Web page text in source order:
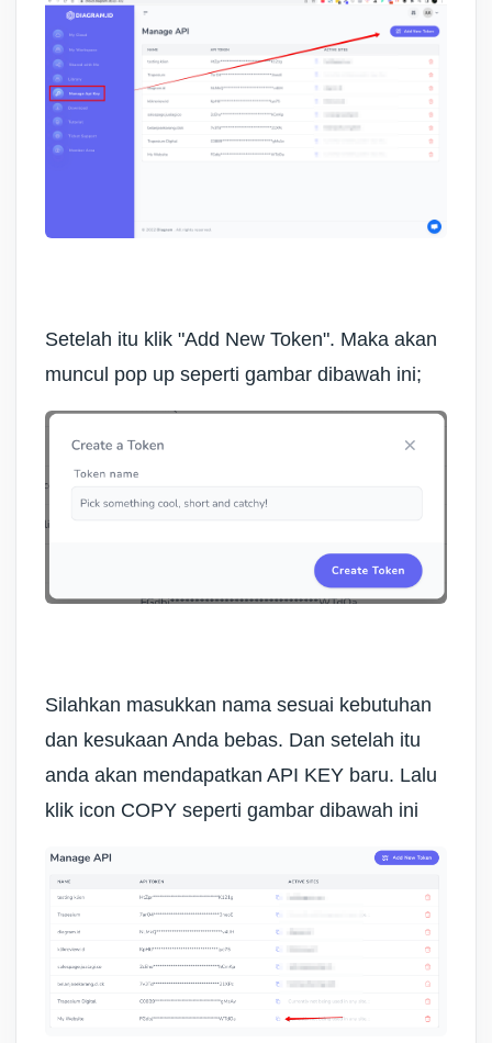
Setelah itu klik "Add New Token". Maka akan
muncul pop up seperti gambar dibawah ini;
Silahkan masukkan nama sesuai kebutuhan
dan kesukaan Anda bebas. Dan setelah itu
anda akan mendapatkan API KEY baru. Lalu
klik icon COPY seperti gambar dibawah ini